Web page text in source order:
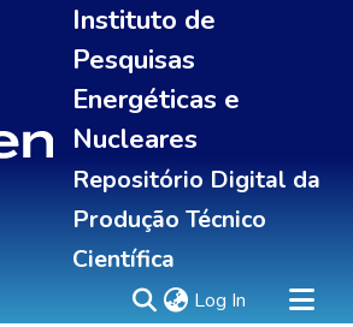
Instituto de
Pesquisas
Energéticas e
Nucleares
Repositório Digital da
Produção Técnico
Científica
Log In (current)